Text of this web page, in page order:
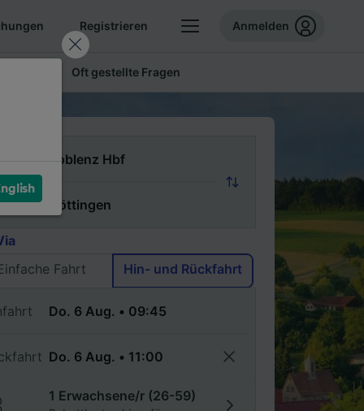
Registrieren Anmelden
Oft gestellte Fragen
Fahrt
Hin- und Rückfahrt
1 Erwachsene/r (26-59)